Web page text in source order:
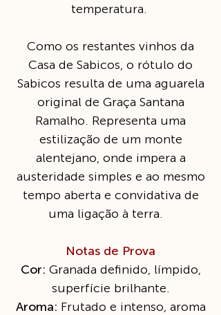
temperatura.
Como os restantes vinhos da
Casa de Sabicos, o rótulo do
Sabicos resulta de uma aguarela
original de Graça Santana
Ramalho. Representa uma
estilização de um monte
alentejano, onde impera a
austeridade simples e ao mesmo
tempo aberta e convidativa de
uma ligação à terra.
Notas de Prova
Cor: Granada definido, límpido,
superfície brilhante.
Aroma: Frutado e intenso, aroma